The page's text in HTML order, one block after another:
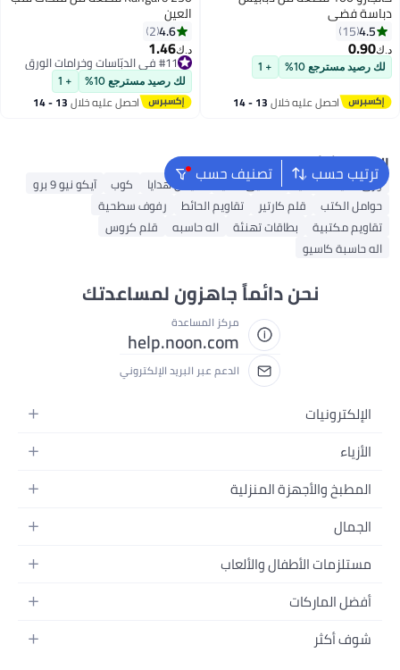
دباسة فضي
4.5
15
د.ك‏0.90
لك رصيد مسترجع 10% + 1
احصل عليه خلال 13 - 14
العين
4.6
2
د.ك‏1.46
#11 في الدبّاسات وخرامات الورق
#11 في الدبّاسات وخرامات الورق
لك رصيد مسترجع 10% + 1
احصل عليه خلال 13 - 14
ترتيب حسب تصنيف حسب البحث الشائع
ورق تغليف الهدايا صناديق هدايا أكياس هدايا كوب
آيكو نيو 9 برو
حوامل الكتب
قلم كارتير تقاويم الحائط
رفوف سطحية
تقاويم مكتبية
بطاقات تهنئة اله حاسبه
قلم كروس
اله حاسبة كاسيو
نحن دائماً جاهزون لمساعدتك
مركز المساعدة
help.noon.com
الدعم عبر البريد الإلكتروني
الإلكترونيات
الجوالات
اللابتوبات
الأجهزة المنزلية
التلفزيونات
السماعات
ألعاب القيمنق
الأزياء
أزياء نسائية
أزياء البنات
أزياء الأولاد
المجوهرات
حقائب نسائية
المطبخ والأجهزة المنزلية
الحمام
المطبخ والسفرة
أدوات وتحسين المنزل
الأثاث
الجمال
العطور
العناية بالشعر
العناية بالبشرة
مستلزمات الأطفال والألعاب
الحفاضات
الرضاعة والتغذية
أفضل الماركات
سامسونج
شوف أكثر